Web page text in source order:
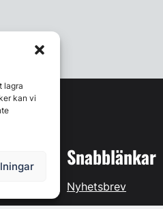
lagra
kan vi
Snabblänkar
Nyhetsbrev